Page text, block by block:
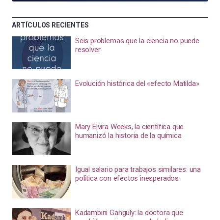
ARTÍCULOS RECIENTES
Seis problemas que la ciencia no puede
resolver
Evolución histórica del «efecto Matilda»
Mary Elvira Weeks, la científica que
humanizó la historia de la química
Igual salario para trabajos similares: una
política con efectos inesperados
Kadambini Ganguly: la doctora que